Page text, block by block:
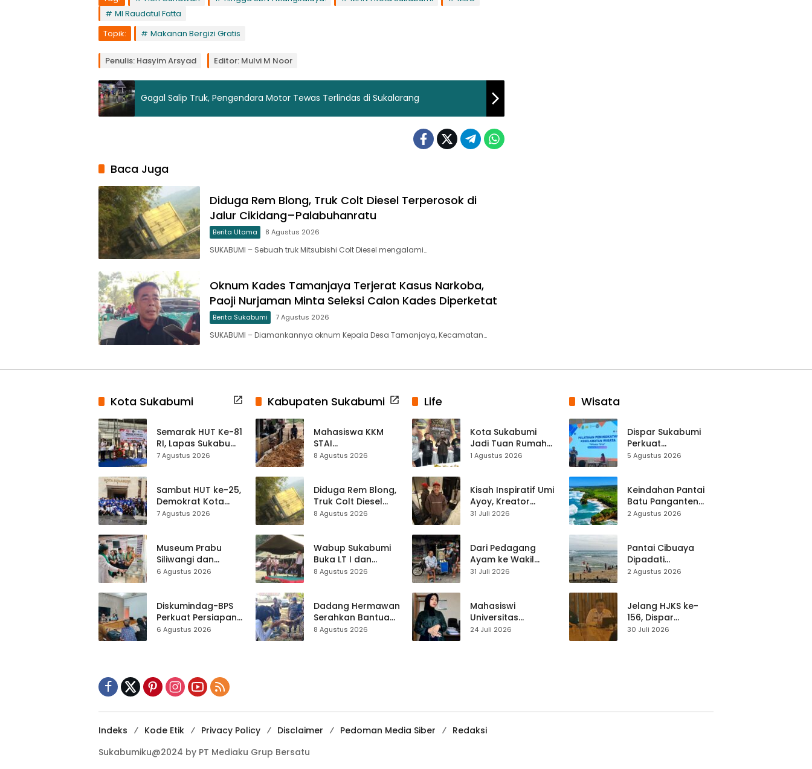
MI Raudatul Fatta
Topik:
Makanan Bergizi Gratis
Penulis: Hasyim Arsyad Editor: Mulvi M Noor
Gagal Salip Truk, Pengendara Motor Tewas Terlindas di Sukalarang
Baca Juga
Diduga Rem Blong, Truk Colt Diesel Terperosok di
Jalur Cikidang–Palabuhanratu
Berita Utama 8 Agustus 2026
SUKABUMI – Sebuah truk Mitsubishi Colt Diesel mengalami…
Oknum Kades Tamanjaya Terjerat Kasus Narkoba,
Paoji Nurjaman Minta Seleksi Calon Kades Diperketat
Berita Sukabumi 7 Agustus 2026
SUKABUMI – Diamankannya oknum Kepala Desa Tamanjaya, Kecamatan…
Kota Sukabumi
Semarak HUT Ke-81
RI, Lapas Sukabumi
Resmi Gelar Pekan
7 Agustus 2026
Sambut HUT ke-25,
Demokrat Kota
Sukabumi
ASRI Lewat Aksi
Bersih Masjid
Agung
7 Agustus 2026
Museum Prabu
Siliwangi dan
Museum Keramik
Hampir 500 Koleksi
Dipisahkan
6 Agustus 2026
Diskumindag-BPS
Perkuat Persiapan
Sensus Ekonomi,
6 Agustus 2026
Kabupaten Sukabumi
Mahasiswa KKM
STAI
Palabuhanratu
Jalan Majelis Ta’lim
di Sagaranten
8 Agustus 2026
Diduga Rem Blong,
Truk Colt Diesel
Terperosok di Jalur
8 Agustus 2026
Wabup Sukabumi
Buka LT I dan
KANIRA, Tekankan
Pembentukan
Karakter
8 Agustus 2026
Dadang Hermawan
Serahkan Bantuan
Seragam
8 Agustus 2026
Life
Kota Sukabumi
Jadi Tuan Rumah
Kontes Batu Akik
1 Agustus 2026
Kisah Inspiratif Umi
Ayoy, Kreator
TikTok Asal
Live Streaming
31 Juli 2026
Dari Pedagang
Ayam ke Wakil
Ketua DPRD, H.
Pasar Cisaat
31 Juli 2026
Mahasiswi
Universitas
Muhammadiyah
24 Juli 2026
Wisata
Dispar Sukabumi
Perkuat
Keselamatan
Mitigasi hingga
Teknik Evakuasi
5 Agustus 2026
Keindahan Pantai
Batu Panganten
Mulai Dilirik
2 Agustus 2026
Pantai Cibuaya
Dipadati
Wisatawan,
Waspada
2 Agustus 2026
Jelang HJKS ke-
156, Dispar
Kabupaten
30 Juli 2026
Indeks Kode Etik Privacy Policy Disclaimer Pedoman Media Siber
Redaksi
Sukabumiku@2024 by PT Mediaku Grup Bersatu